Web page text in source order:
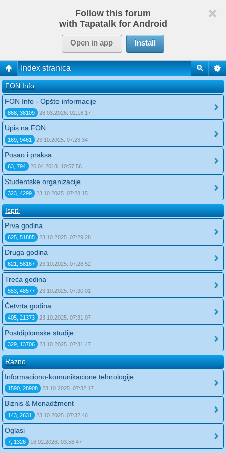
Follow this forum
with Tapatalk for Android
Open in app Install
Index stranica
FON Info
FON Info - Opšte informacije
868, 38109 28.03.2026. 02:18:17
Upis na FON
169, 9461 23.10.2025. 07:23:34
Posao i praksa
63, 794 26.04.2018. 10:57:56
Studentske organizacije
323, 4299 23.10.2025. 07:28:15
Ispiti
Prva godina
625, 51885 23.10.2025. 07:29:28
Druga godina
621, 58167 23.10.2025. 07:28:52
Treća godina
553, 48577 23.10.2025. 07:30:01
Četvrta godina
405, 21373 23.10.2025. 07:31:07
Postdiplomske studije
329, 13706 23.10.2025. 07:31:47
Razno
Informaciono-komunikacione tehnologije
1590, 28908 23.10.2025. 07:32:17
Biznis & Menadžment
143, 2631 23.10.2025. 07:32:46
Oglasi
7, 1326 16.02.2026. 03:58:47